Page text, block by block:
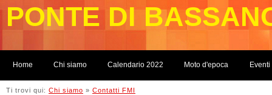
PONTE DI
Home Chi siamo Calendario 2022 Moto d'epoca Eventi
Ti trovi qui: Chi siamo » Contatti FMI